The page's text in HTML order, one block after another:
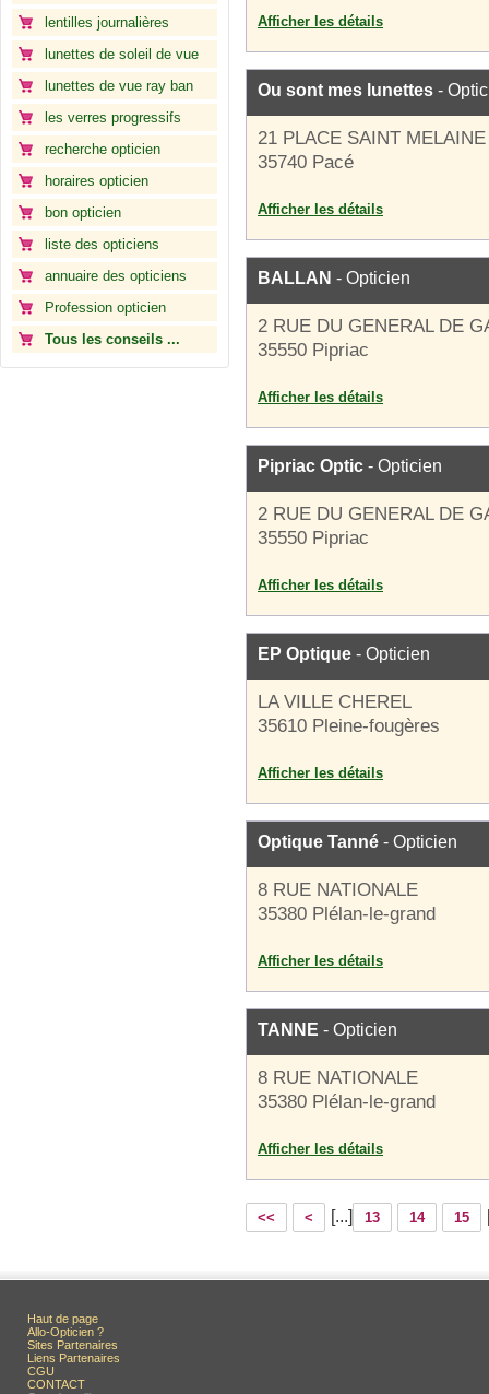
lentilles journalières
lunettes de soleil de vue
lunettes de vue ray ban
les verres progressifs
recherche opticien
horaires opticien
bon opticien
liste des opticiens
annuaire des opticiens
Profession opticien
Tous les conseils ...
Afficher les détails
Ou sont mes lunettes -
21 PLACE SAINT MELAINE
35740 Pacé
Afficher les détails
BALLAN - Opticien
2 RUE DU GENERAL DE
35550 Pipriac
Afficher les détails
Pipriac Optic - Opticien
2 RUE DU GENERAL DE
35550 Pipriac
Afficher les détails
EP Optique - Opticien
LA VILLE CHEREL
35610 Pleine-fougères
Afficher les détails
Optique Tanné - Opticien
8 RUE NATIONALE
35380 Plélan-le-grand
Afficher les détails
TANNE - Opticien
8 RUE NATIONALE
35380 Plélan-le-grand
Afficher les détails
<< < [...] 13 14 15
Haut de page
Allo-Opticien ?
Sites Partenaires
Liens Partenaires
CGU
CONTACT